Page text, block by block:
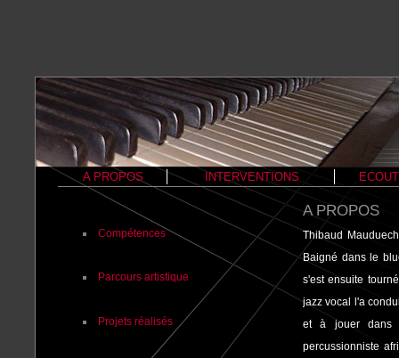
A PROPOS
Thibaud
Baigné dans le
s'est ensuite
jazz vocal l'a
et à jouer dans
percussionniste